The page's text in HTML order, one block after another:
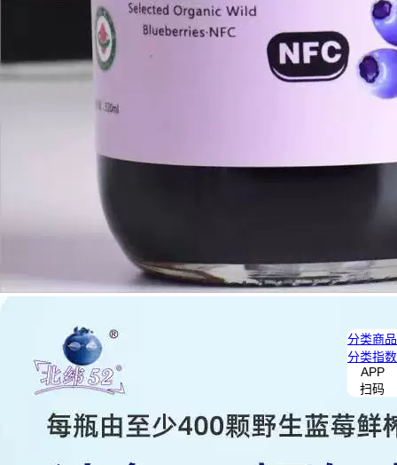
分类商品
分类指数
APP
扫码